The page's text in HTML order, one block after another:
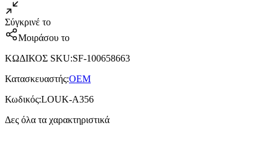
Σύγκρινέ το
Μοιράσου το
ΚΩΔΙΚΟΣ SKU:SF-100658663
Κατασκευαστής:OEM
Κωδικός:LOUK-A356
Δες όλα τα χαρακτηριστικά